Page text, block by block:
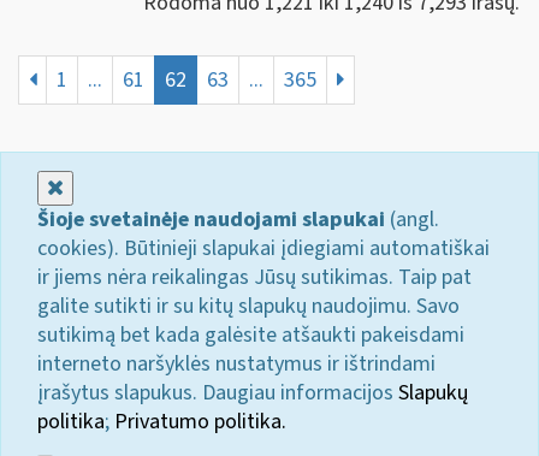
1 ... 61 62 63 ... 365
Šioje svetainėje naudojami slapukai (angl.
cookies). Būtinieji slapukai įdiegiami automatiškai
ir jiems nėra reikalingas Jūsų sutikimas. Taip pat
galite sutikti ir su kitų slapukų naudojimu. Savo
sutikimą bet kada galėsite atšaukti pakeisdami
interneto naršyklės nustatymus ir ištrindami
įrašytus slapukus. Daugiau informacijos Slapukų
politika; Privatumo politika.